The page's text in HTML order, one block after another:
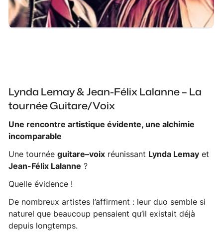
Lynda Lemay & Jean-Félix Lalanne – La
tournée Guitare/Voix
Une rencontre artistique évidente, une alchimie
incomparable
Une tournéeguitare–voix réunissant Lynda Lemay et
Jean-Félix Lalanne ?
Quelle évidence !
De nombreux artistes l’affirment : leur duo semble si
naturel que beaucoup pensaient qu’il existait déjà
depuis longtemps.